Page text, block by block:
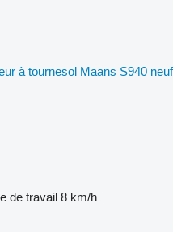
à tournesol Maans S940 neuf
de travail 8 km/h